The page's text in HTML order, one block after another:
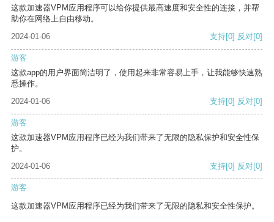
这款加速器VPM应用程序可以给你提供最高速度和安全性的连接，并帮
助你在网络上自由移动。
2024-01-06
支持[0] 反对[0]
游客
这款app的用户界面简洁明了，使用起来非常容易上手，让我能够快速熟
悉操作。
2024-01-06
支持[0] 反对[0]
游客
这款加速器VPM应用程序已经为我们带来了无限的隐私保护和安全性保
护。
2024-01-06
支持[0] 反对[0]
游客
这款加速器VPM应用程序已经为我们带来了无限的隐私和安全性保护。